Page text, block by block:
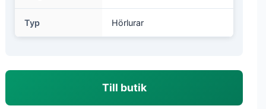
Typ Hörlurar
Till butik